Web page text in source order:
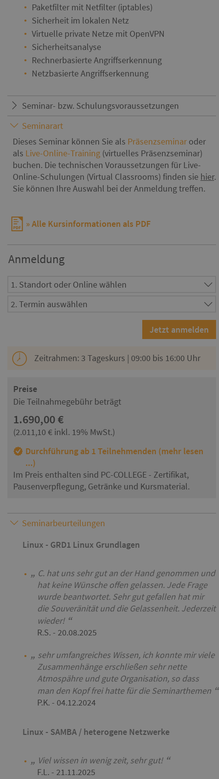
Paketfilter mit Netfilter (iptables)
Sicherheit im lokalen Netz
Virtuelle private Netze mit OpenVPN
Sicherheitsanalyse
Rechnerbasierte Angriffserkennung
Netzbasierte Angriffserkennung
Seminar- bzw. Schulungsvoraussetzungen
Seminarart
Dieses Seminar können Sie als Präsenzseminar oder
als Live-Online-Training (virtuelles Präsenzseminar)
buchen. Die technischen Voraussetzungen für Live-
Online-Schulungen (Virtual Classrooms) finden sie hier.
Sie können Ihre Auswahl bei der Anmeldung treffen.
Alle Kursinformationen als PDF
Anmeldung
Zeitrahmen: 3 Tageskurs | 09:00 bis 16:00 Uhr
Preise
Die Teilnahmegebühr beträgt
1.690,00 €
(2.011,10 € inkl. 19% MwSt.)
Durchführung ab 1 Teilnehmenden (mehr lesen
...)
Im Preis enthalten sind PC-COLLEGE - Zertifikat,
Pausenverpflegung, Getränke und Kursmaterial.
Seminarbeurteilungen
Linux - GRD1 Linux Grundlagen
C. hat uns sehr gut an der Hand genommen und
hat keine Wünsche offen gelassen. Jede Frage
wurde beantwortet. Sehr gut gefallen hat mir
die Souveränität und die Gelassenheit. Jederzeit
wieder!
R.S. - 20.08.2025
sehr umfangreiches Wissen, ich konnte mir viele
Zusammenhänge erschließen sehr nette
Atmospähre und gute Organisation, so dass
man den Kopf frei hatte für die Seminarthemen
P.K. - 04.12.2024
Linux - SAMBA / heterogene Netzwerke
Viel wissen in wenig zeit, sehr gut!
F.L. - 21.11.2025